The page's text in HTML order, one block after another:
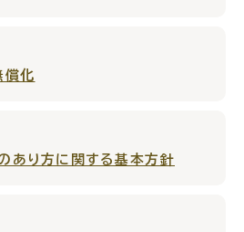
償化
あり方に関する基本方針